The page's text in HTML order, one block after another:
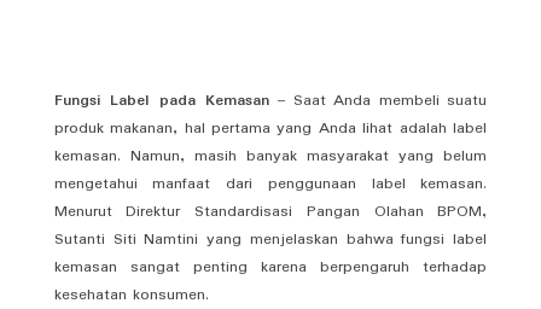
Fungsi Label pada Kemasan – Saat Anda membeli suatu
produk makanan, hal pertama yang Anda lihat adalah label
kemasan. Namun, masih banyak masyarakat yang belum
mengetahui manfaat dari penggunaan label kemasan.
Menurut Direktur Standardisasi Pangan Olahan BPOM,
Sutanti Siti Namtini yang menjelaskan bahwa fungsi label
kemasan sangat penting karena berpengaruh terhadap
kesehatan konsumen.